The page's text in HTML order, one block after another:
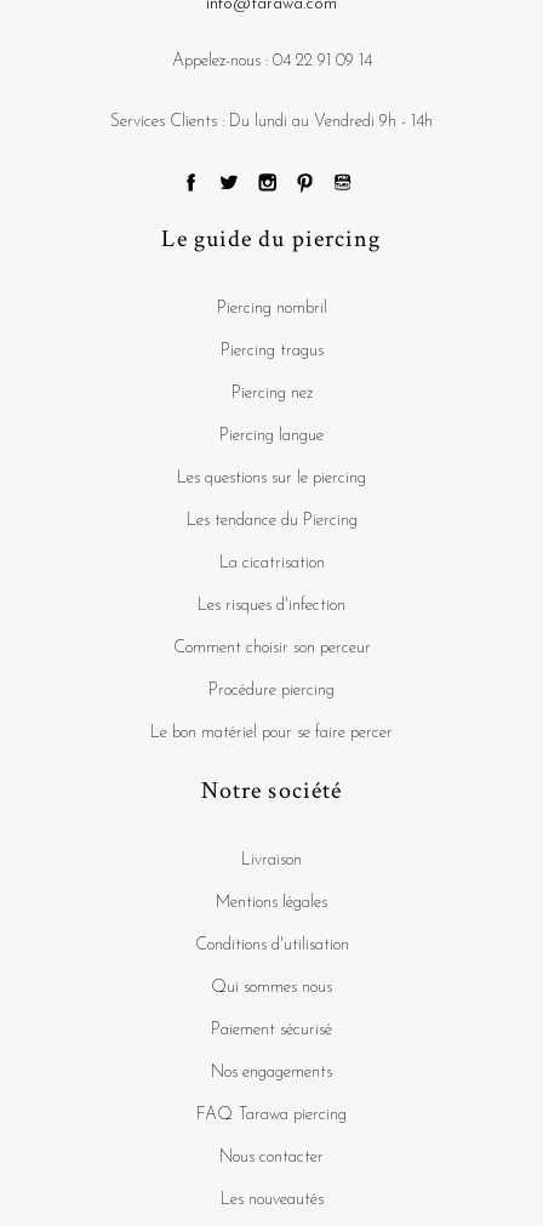
info@tarawa.com
Appelez-nous : 04 22 91 09 14
Services Clients : Du lundi au Vendredi 9h - 14h
Le guide du piercing
Piercing nombril
Piercing tragus
Piercing nez
Piercing langue
Les questions sur le piercing
Les tendance du Piercing
La cicatrisation
Les risques d'infection
Comment choisir son perceur
Procédure piercing
Le bon matériel pour se faire percer
Notre société
Livraison
Mentions légales
Conditions d'utilisation
Qui sommes nous
Paiement sécurisé
Nos engagements
FAQ Tarawa piercing
Nous contacter
Les nouveautés